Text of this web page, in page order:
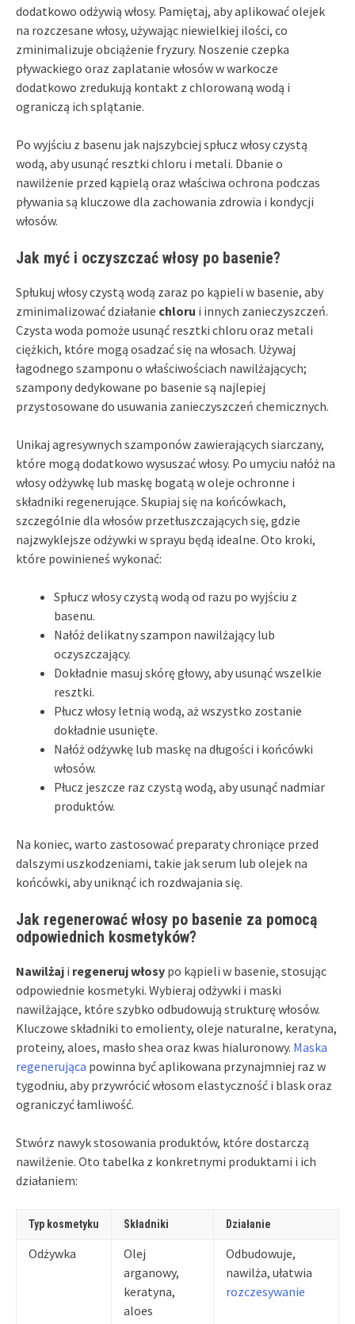
dodatkowo odżywią włosy. Pamiętaj, aby aplikować olejek
na rozczesane włosy, używając niewielkiej ilości, co
zminimalizuje obciążenie fryzury. Noszenie czepka
pływackiego oraz zaplatanie włosów w warkocze
dodatkowo zredukują kontakt z chlorowaną wodą i
ograniczą ich splątanie.
Po wyjściu z basenu jak najszybciej spłucz włosy czystą
wodą, aby usunąć resztki chloru i metali. Dbanie o
nawilżenie przed kąpielą oraz właściwa ochrona podczas
pływania są kluczowe dla zachowania zdrowia i kondycji
włosów.
Jak myć i oczyszczać włosy po basenie?
Spłukuj włosy czystą wodą zaraz po kąpieli w basenie, aby
zminimalizować działanie chloru i innych zanieczyszczeń.
Czysta woda pomoże usunąć resztki chloru oraz metali
ciężkich, które mogą osadzać się na włosach. Używaj
łagodnego szamponu o właściwościach nawilżających;
szampony dedykowane po basenie są najlepiej
przystosowane do usuwania zanieczyszczeń chemicznych.
Unikaj agresywnych szamponów zawierających siarczany,
które mogą dodatkowo wysuszać włosy. Po umyciu nałóż na
włosy odżywkę lub maskę bogatą w oleje ochronne i
składniki regenerujące. Skupiaj się na końcówkach,
szczególnie dla włosów przetłuszczających się, gdzie
najzwyklejsze odżywki w sprayu będą idealne. Oto kroki,
które powinieneś wykonać:
Spłucz włosy czystą wodą od razu po wyjściu z
basenu.
Nałóż delikatny szampon nawilżający lub
oczyszczający.
Dokładnie masuj skórę głowy, aby usunąć wszelkie
resztki.
Płucz włosy letnią wodą, aż wszystko zostanie
dokładnie usunięte.
Nałóż odżywkę lub maskę na długości i końcówki
włosów.
Płucz jeszcze raz czystą wodą, aby usunąć nadmiar
produktów.
Na koniec, warto zastosować preparaty chroniące przed
dalszymi uszkodzeniami, takie jak serum lub olejek na
końcówki, aby uniknąć ich rozdwajania się.
Jak regenerować włosy po basenie za pomocą
odpowiednich kosmetyków?
Nawilżaj i regeneruj włosy po kąpieli w basenie, stosując
odpowiednie kosmetyki. Wybieraj odżywki i maski
nawilżające, które szybko odbudowują strukturę włosów.
Kluczowe składniki to emolienty, oleje naturalne, keratyna,
proteiny, aloes, masło shea oraz kwas hialuronowy. Maska
regenerująca powinna być aplikowana przynajmniej raz w
tygodniu, aby przywrócić włosom elastyczność i blask oraz
ograniczyć łamliwość.
Stwórz nawyk stosowania produktów, które dostarczą
nawilżenie. Oto tabelka z konkretnymi produktami i ich
działaniem:
Typ kosmetyku Składniki Działanie
Odżywka
Olej
arganowy,
keratyna,
aloes
Odbudowuje,
nawilża, ułatwia
rozczesywanie